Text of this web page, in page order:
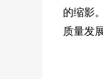
的缩影
质量发